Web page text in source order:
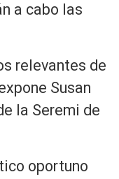
a cabo las
relevantes de
Susan
la Seremi de
oportuno